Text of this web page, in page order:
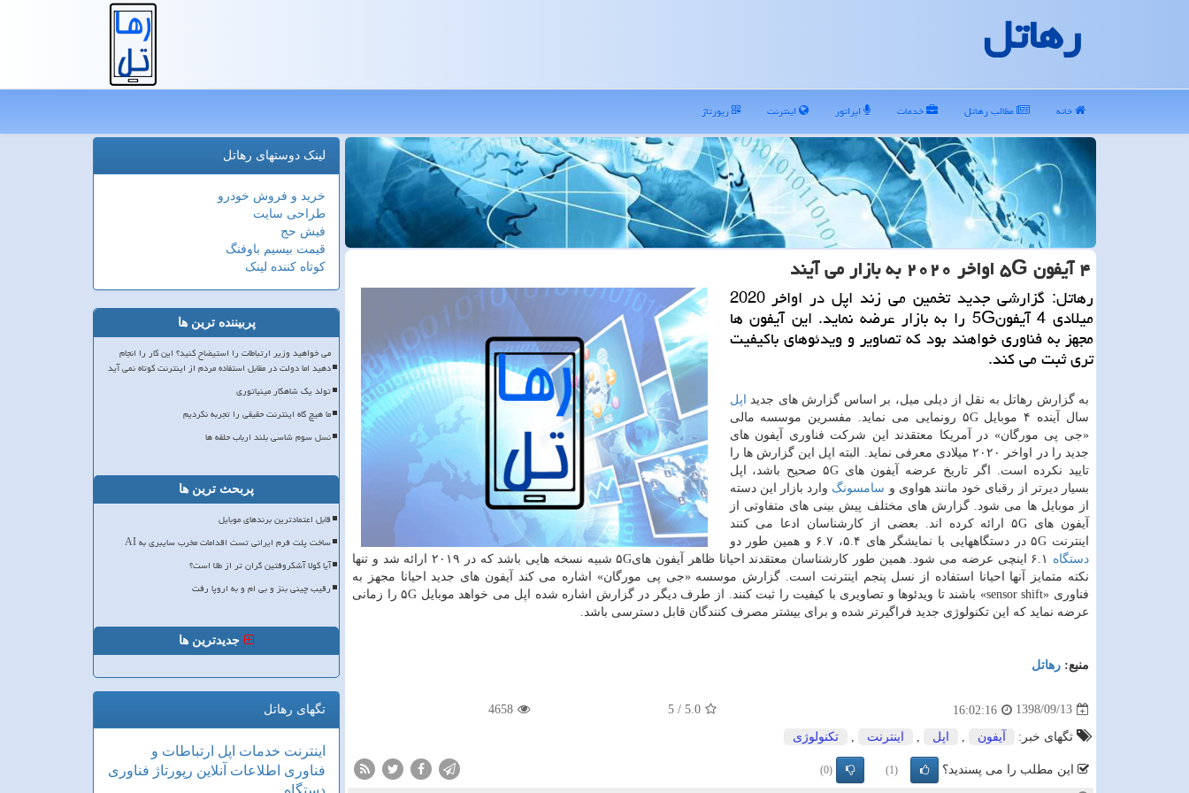
رهاتل
خانه مطالب رهاتل خدمات اپراتور اینترنت رپورتاژ
۴ آیفون ۵G اواخر ۲۰۲۰ به بازار می آیند
رهاتل: گزارشی جدید تخمین می زند اپل در اواخر 2020
میلادی 4 آیفون5G را به بازار عرضه نماید. این آیفون ها
مجهز به فناوری خواهند بود كه تصاویر و ویدئوهای باكیفیت
تری ثبت می كند.
به گزارش رهاتل به نقل از دیلی میل، بر اساس گزارش های جدید
اپل
سال آینده ۴ موبایل ۵G رونمایی می نماید. مفسرین موسسه مالی
«جی پی مورگان» در آمریكا معتقدند این شركت فناوری آیفون های
جدید را در اواخر ۲۰۲۰ میلادی معرفی نماید. البته اپل این گزارش ها را
تایید نكرده است. اگر تاریخ عرضه آیفون های ۵G صحیح باشد، اپل
بسیار دیرتر از رقبای خود مانند هواوی و سامسونگ وارد بازار این دسته
از موبایل ها می شود. گزارش های مختلف پیش بینی های متفاوتی از
آیفون های ۵G ارائه كرده اند. بعضی از كارشناسان ادعا می كنند
اینترنت ۵G در دستگاههایی با نمایشگر های ۵.۴، ۶.۷ و همین طور دو
دستگاه
۶.۱ اینچی عرضه می شود. همین طور كارشناسان معتقدند احیانا ظاهر آیفون های۵G شبیه نسخه هایی باشد كه در ۲۰۱۹ ارائه شد و تنها
نكته متمایز آنها احیانا استفاده از نسل پنجم اینترنت است. گزارش موسسه «جی پی مورگان» اشاره می كند آیفون های جدید احیانا مجهز به
فناوری «sensor shift» باشند تا ویدئوها و تصاویری با كیفیت را ثبت كنند. از طرف دیگر در گزارش اشاره شده اپل می خواهد موبایل ۵G را زمانی
عرضه نماید كه این تكنولوژی جدید فراگیرتر شده و برای بیشتر مصرف كنندگان قابل دسترسی باشد.
منبع: رهاتل
1398/09/13
16:02:16
5.0
/
5
4658
تگهای خبر: آیفون اپل اینترنت تكنولوژی
این مطلب را می پسندید؟ (1)
(0)
لینک دوستهای رهاتل
خرید و فروش خودرو
طراحی سایت
فیش حج
قیمت بیسیم باوفنگ
کوتاه کننده لینک
پربیننده ترین ها
می خواهید وزیر ارتباطات را استیضاح کنید؟ این کار را انجام
دهید اما دولت در مقابل استفاده مردم از اینترنت کوتاه نمی آید
تولد یک شاهکار مینیاتوری
ما هیچ گاه اینترنت حقیقی را تجربه نکردیم
نسل سوم شاسی بلند ارباب حلقه ها
پربحث ترین ها
قابل اعتمادترین برندهای موبایل
ساخت پلت فرم ایرانی تست اقدامات مخرب سایبری به AI
آیا کولا آشکروفتین گران تر از طلا است؟
رقیب چینی بنز و بی ام و به اروپا رفت
جدیدترین ها
تگهای رهاتل
اینترنت خدمات اپل ارتباطات و
فناوری اطلاعات آنلاین رپورتاژ فناوری
دستگاه